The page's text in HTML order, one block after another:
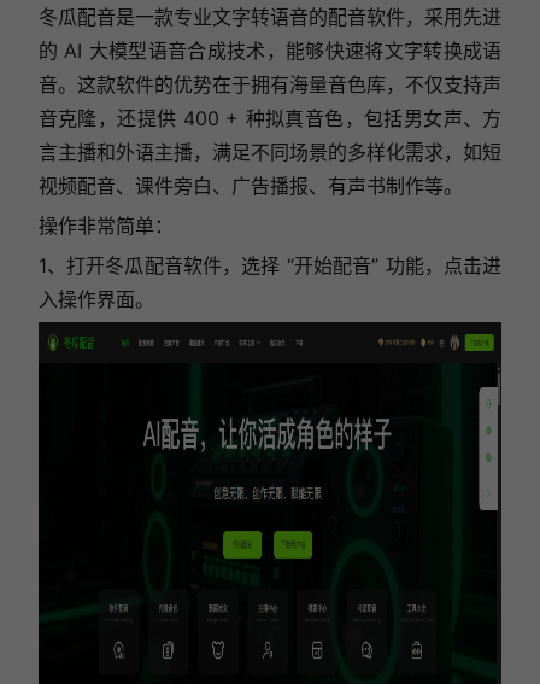
冬瓜配音是一款专业文字转语音的配音软件，采用先进
的 AI 大模型语音合成技术，能够快速将文字转换成语
音。这款软件的优势在于拥有海量音色库，不仅支持声
音克隆，还提供 400 + 种拟真音色，包括男女声、方
言主播和外语主播，满足不同场景的多样化需求，如短
视频配音、课件旁白、广告播报、有声书制作等。
操作非常简单：
1、打开冬瓜配音软件，选择 “开始配音” 功能，点击进
入操作界面。